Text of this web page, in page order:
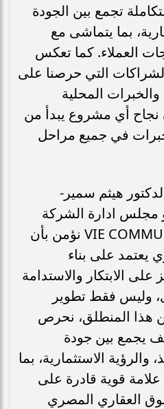
تجمع بين الجودة
بما يتماشى مع
العملاء. كما تعكس
التي حرصنا على
والخبرات المحلية
نجاح أي مشروع يبدأ من
في جميع مراحل
هيثم سمير-
مجلس ادارة الشركة
قائلاً: "نحن في VIE COMMUNITIES نؤمن بأن
يعتمد على بناء
الابتكار والاستدامة
وليس فقط تطوير
هذا المنطلق، نحرص
يجمع بين جودة
والرؤية الاستثمارية، بما
قوية قادرة على
العقاري المصري